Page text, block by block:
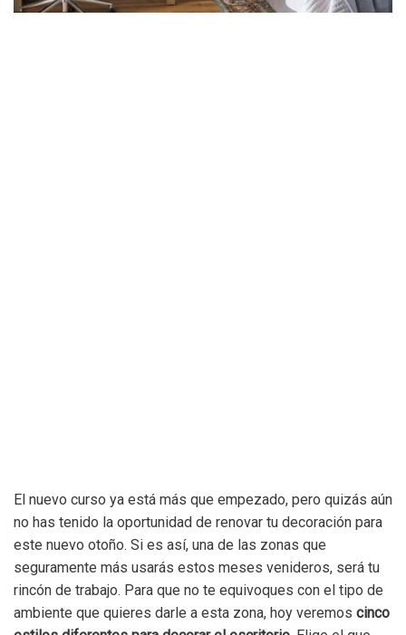
El nuevo curso ya está más que empezado, pero quizás aún
no has tenido la oportunidad de renovar tu decoración para
este nuevo otoño. Si es así, una de las zonas que
seguramente más usarás estos meses venideros, será tu
rincón de trabajo. Para que no te equivoques con el tipo de
ambiente que quieres darle a esta zona, hoy veremos cinco